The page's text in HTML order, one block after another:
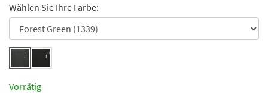
Wählen Sie Ihre Farbe:
Vorrätig